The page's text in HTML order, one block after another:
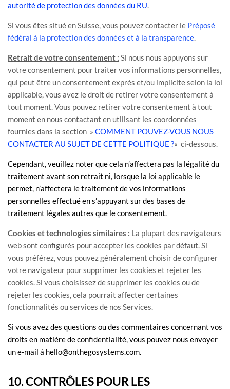
autorité de protection des données du RU.
Si vous êtes situé en Suisse, vous pouvez contacter le Préposé
fédéral à la protection des données et à la transparence.
Retrait de votre consentement : Si nous nous appuyons sur
votre consentement pour traiter vos informations personnelles,
qui peut être un consentement exprès et/ou implicite selon la loi
applicable,vous avez le droit de retirer votre consentement à
tout moment. Vous pouvez retirer votre consentement à tout
moment en nous contactant en utilisant les coordonnées
fournies dans la section » COMMENT POUVEZ-VOUS NOUS
CONTACTER AU SUJET DE CETTE POLITIQUE ?« ci-dessous.
Cependant, veuillez noter que cela n’affectera pas la légalité du
traitement avant son retrait ni, lorsque la loi applicable le
permet, n’affectera le traitement de vos informations
personnelles effectué en s’appuyant sur des bases de
traitement légales autres que le consentement.
Cookies et technologies similaires : La plupart des navigateurs
web sont configurés pour accepter les cookies par défaut. Si
vous préférez, vous pouvez généralement choisir de configurer
votre navigateur pour supprimer les cookies et rejeter les
cookies. Si vous choisissez de supprimer les cookies ou de
rejeter les cookies, cela pourrait affecter certaines
fonctionnalités ou services de nos Services.
Si vous avez des questions ou des commentaires concernant vos
droits en matière de confidentialité, vous pouvez nous envoyer
un e-mail à hello@onthegosystems.com.
10. CONTRÔLES POUR LES